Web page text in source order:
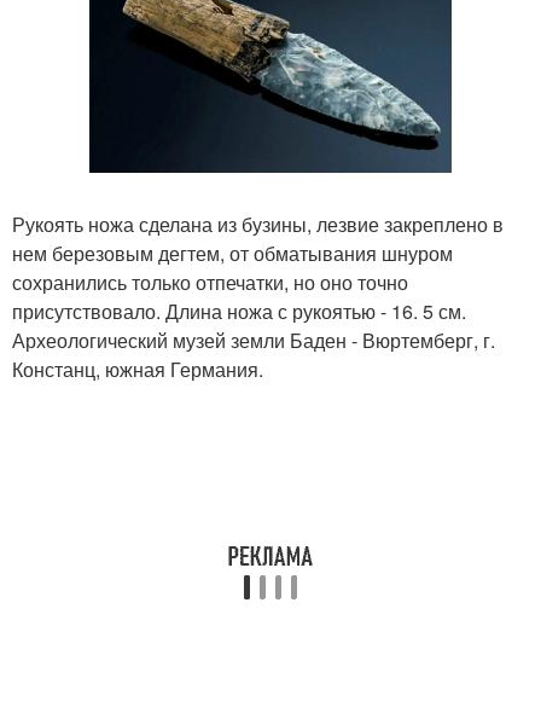
Рукоять ножа сделана из бузины, лезвие закреплено в
нем березовым дегтем, от обматывания шнуром
сохранились только отпечатки, но оно точно
присутствовало. Длина ножа с рукоятью - 16. 5 см.
Археологический музей земли Баден - Вюртемберг, г.
Констанц, южная Германия.